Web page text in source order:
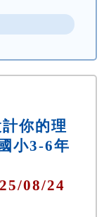
你的理
小3-6年
08/24